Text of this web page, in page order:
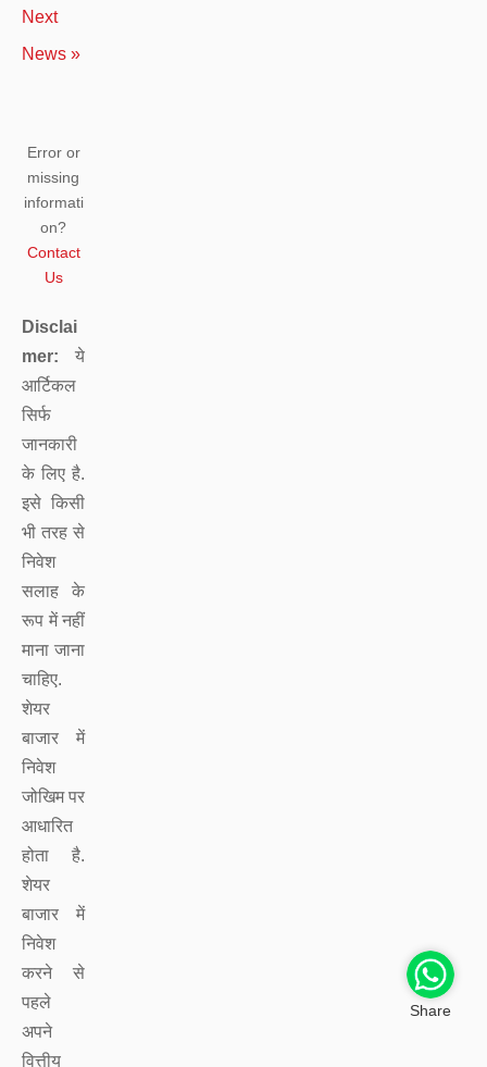
Next
News »
Error or
missing
informati
on?
Contact
Us
Disclai
mer: ये
आर्टिकल
सिर्फ
जानकारी
के लिए है.
इसे किसी
भी तरह से
निवेश
सलाह के
रूप में नहीं
माना जाना
चाहिए.
शेयर
बाजार में
निवेश
जोखिम पर
आधारित
होता है.
शेयर
बाजार में
निवेश
करने से
पहले
अपने
वित्तीय
Share